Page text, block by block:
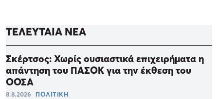
ΤΕΛΕΥΤΑΙΑ ΝΕΑ
Σκέρτσος: Χωρίς ουσιαστικά επιχειρήματα η
απάντηση του ΠΑΣΟΚ για την έκθεση του
ΟΟΣΑ
8.8.2026 ΠΟΛΙΤΙΚΗ